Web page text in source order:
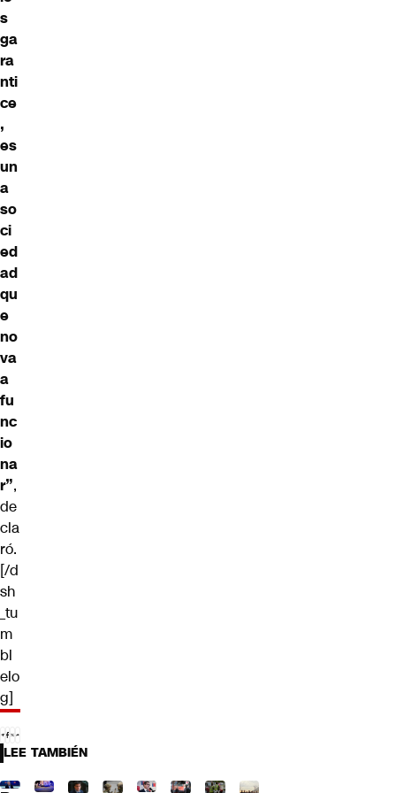
s
ga
ra
nti
ce
,
es
un
a
so
ci
ed
ad
qu
e
no
va
a
fu
nc
io
na
r”,
de
cla
ró.
[/d
sh
_tu
m
bl
elo
g]
LEE TAMBIÉN